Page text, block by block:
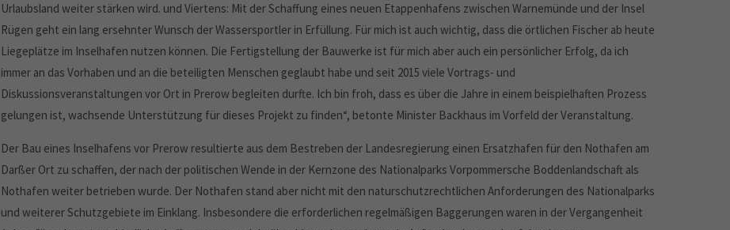
Urlaubsland weiter stärken wird. und Viertens: Mit der Schaffung eines neuen Etappenhafens zwischen Warnemünde und der Insel
Rügen geht ein lang ersehnter Wunsch der Wassersportler in Erfüllung. Für mich ist auch wichtig, dass die örtlichen Fischer ab heute
Liegeplätze im Inselhafen nutzen können. Die Fertigstellung der Bauwerke ist für mich aber auch ein persönlicher Erfolg, da ich
immer an das Vorhaben und an die beteiligten Menschen geglaubt habe und seit 2015 viele Vortrags- und
Diskussionsveranstaltungen vor Ort in Prerow begleiten durfte. Ich bin froh, dass es über die Jahre in einem beispielhaften Prozess
gelungen ist, wachsende Unterstützung für dieses Projekt zu finden“, betonte Minister Backhaus im Vorfeld der Veranstaltung.
Der Bau eines Inselhafens vor Prerow resultierte aus dem Bestreben der Landesregierung einen Ersatzhafen für den Nothafen am
Darßer Ort zu schaffen, der nach der politischen Wende in der Kernzone des Nationalparks Vorpommersche Boddenlandschaft als
Nothafen weiter betrieben wurde. Der Nothafen stand aber nicht mit den naturschutzrechtlichen Anforderungen des Nationalparks
und weiterer Schutzgebiete im Einklang. Insbesondere die erforderlichen regelmäßigen Baggerungen waren in der Vergangenheit